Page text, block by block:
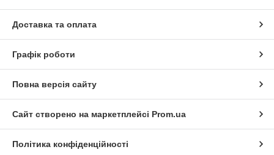
Доставка та оплата
Графік роботи
Повна версія сайту
Сайт створено на маркетплейсі Prom.ua
Політика конфіденційності